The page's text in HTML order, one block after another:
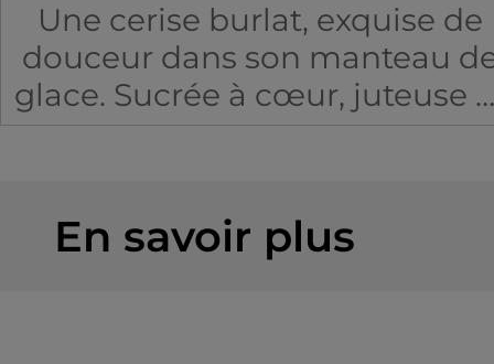
Une cerise burlat, exquise de
douceur dans son manteau
glace. Sucrée à cœur, juteuse
réaliste, finement acidulée
En savoir plus